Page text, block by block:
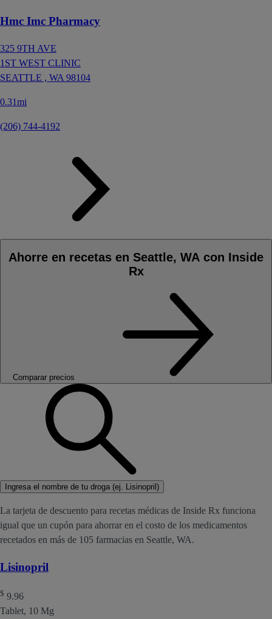
Hmc Imc Pharmacy
325 9TH AVE
1ST WEST CLINIC
SEATTLE , WA 98104
0.31mi
(206) 744-4192
Ahorre en recetas en Seattle, WA con Inside
Rx
Comparar precios
Ingresa el nombre de tu droga (ej. Lisinopril)
La tarjeta de descuento para recetas médicas de Inside Rx funciona
igual que un cupón para ahorrar en el costo de los medicamentos
recetados en más de 105 farmacias en Seattle, WA.
Lisinopril
$ 9.96
Tablet, 10 Mg